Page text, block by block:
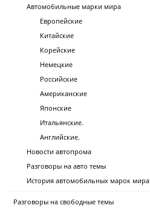
Автомобильные марки мира
Европейские
Китайские
Корейские
Немецкие
Российские
Американские
Японские
Итальянские.
Английские.
Новости автопрома
Разговоры на авто темы
История автомобильных марок мира
Разговоры на свободные темы